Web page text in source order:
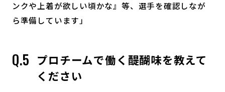
ンクや上着が欲しい頃かな』等、選手を確認しなが
ら準備しています」
プロチームで働く醍醐味を教えて
ください